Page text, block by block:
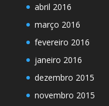
abril 2016
março 2016
fevereiro 2016
janeiro 2016
dezembro 2015
novembro 2015